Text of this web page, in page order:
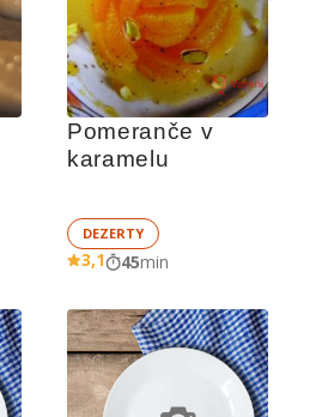
Pomeranče v
karamelu
DEZERTY
3,1 45min